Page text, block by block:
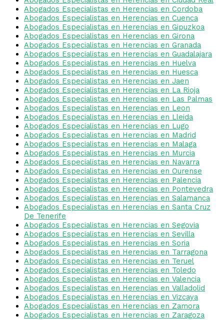
Abogados Especialistas en Herencias en Cordoba
Abogados Especialistas en Herencias en Cuenca
Abogados Especialistas en Herencias en Gipuzkoa
Abogados Especialistas en Herencias en Girona
Abogados Especialistas en Herencias en Granada
Abogados Especialistas en Herencias en Guadalajara
Abogados Especialistas en Herencias en Huelva
Abogados Especialistas en Herencias en Huesca
Abogados Especialistas en Herencias en Jaen
Abogados Especialistas en Herencias en La Rioja
Abogados Especialistas en Herencias en Las Palmas
Abogados Especialistas en Herencias en Leon
Abogados Especialistas en Herencias en Lleida
Abogados Especialistas en Herencias en Lugo
Abogados Especialistas en Herencias en Madrid
Abogados Especialistas en Herencias en Malaga
Abogados Especialistas en Herencias en Murcia
Abogados Especialistas en Herencias en Navarra
Abogados Especialistas en Herencias en Ourense
Abogados Especialistas en Herencias en Palencia
Abogados Especialistas en Herencias en Pontevedra
Abogados Especialistas en Herencias en Salamanca
Abogados Especialistas en Herencias en Santa Cruz
De Tenerife
Abogados Especialistas en Herencias en Segovia
Abogados Especialistas en Herencias en Sevilla
Abogados Especialistas en Herencias en Soria
Abogados Especialistas en Herencias en Tarragona
Abogados Especialistas en Herencias en Teruel
Abogados Especialistas en Herencias en Toledo
Abogados Especialistas en Herencias en Valencia
Abogados Especialistas en Herencias en Valladolid
Abogados Especialistas en Herencias en Vizcaya
Abogados Especialistas en Herencias en Zamora
Abogados Especialistas en Herencias en Zaragoza